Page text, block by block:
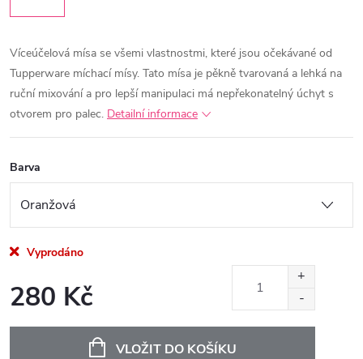
Víceúčelová mísa se všemi vlastnostmi, které jsou očekávané od
Tupperware míchací mísy. Tato mísa je pěkně tvarovaná a lehká na
ruční mixování a pro lepší manipulaci má nepřekonatelný úchyt s
otvorem pro palec. Detailní informace
Barva
Vyprodáno
280 Kč
VLOŽIT DO KOŠÍKU